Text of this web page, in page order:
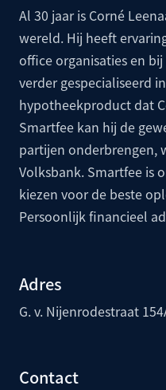
Al 30 jaar is Corné
wereld. Hij heeft
office organisaties en
verder gespecialiseerd
hypotheekproduct dat
Smartfee kan hij de
partijen onderbrengen,
Volksbank. Smartfee is
kiezen voor de beste
Persoonlijk financieel
Adres
G. v. Nijenrodestraat
Contact